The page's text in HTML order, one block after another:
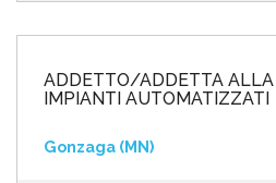
ADDETTO/ADDETTA ALLA
IMPIANTI AUTOMATIZZATI
Gonzaga (MN)